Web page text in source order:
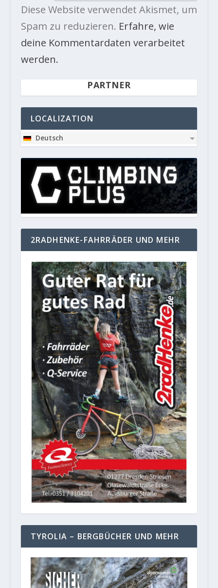
Diese Website verwendet Akismet, um
Spam zu reduzieren. Erfahre, wie
deine Kommentardaten verarbeitet
werden.
PARTNER
LOCALIZATION
Deutsch
2RADHENKE-FAHRRÄDER UND MEHR
TYROLIA – BERGBÜCHER UND MEHR